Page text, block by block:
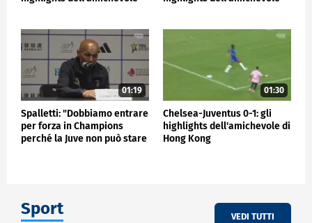
01:19
Spalletti: "Dobbiamo entrare
per forza in Champions
perché la Juve non può stare
01:30
Chelsea-Juventus 0-1: gli
highlights dell'amichevole di
Hong Kong
Sport VEDI TUTTI